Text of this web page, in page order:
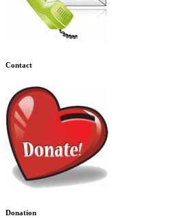
Contact
Donation